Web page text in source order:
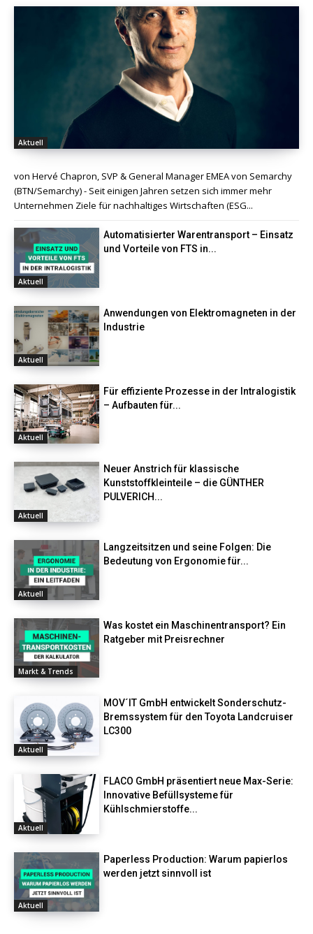
Aktuell
von Hervé Chapron, SVP & General Manager EMEA von Semarchy
(BTN/Semarchy) - Seit einigen Jahren setzen sich immer mehr
Unternehmen Ziele für nachhaltiges Wirtschaften (ESG...
Aktuell
Automatisierter Warentransport – Einsatz
und Vorteile von FTS in...
Aktuell
Anwendungen von Elektromagneten in der
Industrie
Aktuell
Für effiziente Prozesse in der Intralogistik
– Aufbauten für...
Aktuell
Neuer Anstrich für klassische
Kunststoffkleinteile – die GÜNTHER
PULVERICH...
Aktuell
Langzeitsitzen und seine Folgen: Die
Bedeutung von Ergonomie für...
Markt & Trends
Was kostet ein Maschinentransport? Ein
Ratgeber mit Preisrechner
Aktuell
MOV´IT GmbH entwickelt Sonderschutz-
Bremssystem für den Toyota Landcruiser
LC300
Aktuell
FLACO GmbH präsentiert neue Max-Serie:
Innovative Befüllsysteme für
Kühlschmierstoffe...
Aktuell
Paperless Production: Warum papierlos
werden jetzt sinnvoll ist